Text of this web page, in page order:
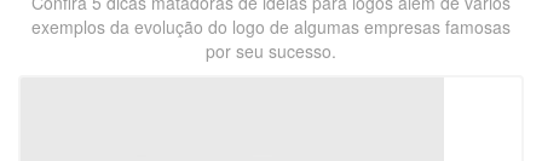
exemplos da evolução do logo de algumas empresas famosas
por seu sucesso.